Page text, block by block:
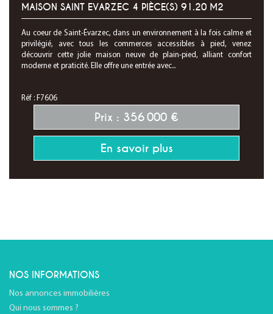
MAISON SAINT EVARZEC 4 PIÈCE(S) 91.20 M2
Au coeur de Saint-Évarzec, dans un environnement à la fois calme et
privilégié, avec tous les commerces accessibles à pied, venez
découvrir cette jolie maison neuve de plain-pied, alliant confort
moderne et praticité. Elle offre une entrée avec...
Réf : F7606
Prix : 356 000 €
En savoir plus
NOS INFORMATIONS
Nos annonces immobilières
Qui nous sommes ?